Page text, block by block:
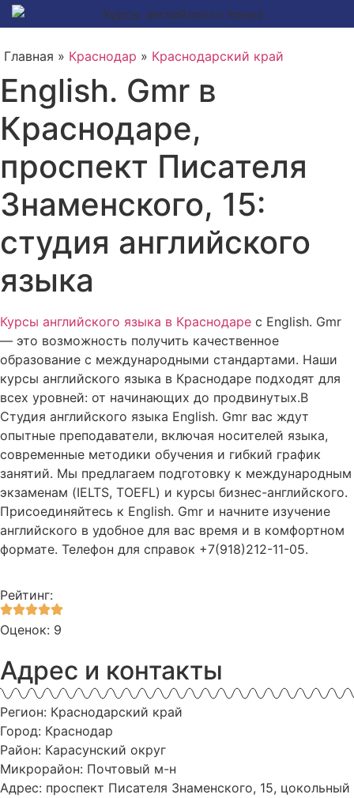
Главная » Краснодар » Краснодарский край
English. Gmr в
Краснодаре,
проспект Писателя
Знаменского, 15:
студия английского
языка
Курсы английского языка в Краснодаре с English. Gmr
— это возможность получить качественное
образование с международными стандартами. Наши
курсы английского языка в Краснодаре подходят для
всех уровней: от начинающих до продвинутых.В
Студия английского языка English. Gmr вас ждут
опытные преподаватели, включая носителей языка,
современные методики обучения и гибкий график
занятий. Мы предлагаем подготовку к международным
экзаменам (IELTS, TOEFL) и курсы бизнес-английского.
Присоединяйтесь к English. Gmr и начните изучение
английского в удобное для вас время и в комфортном
формате. Телефон для справок +7(918)212-11-05.
Рейтинг:
Оценок: 9
Адрес и контакты
Регион: Краснодарский край
Город: Краснодар
Район: Карасунский округ
Микрорайон: Почтовый м-н
Адрес: проспект Писателя Знаменского, 15, цокольный